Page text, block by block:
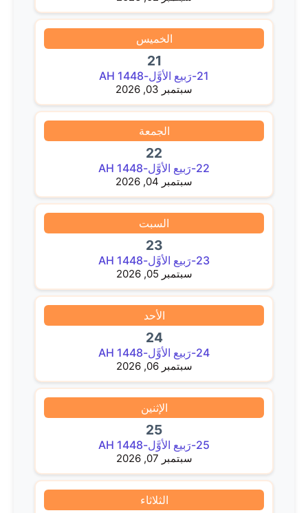
الخميس
21
21-رَبيع الأوَّل-1448 AH
سبتمبر 03, 2026
الجمعة
22
22-رَبيع الأوَّل-1448 AH
سبتمبر 04, 2026
السبت
23
23-رَبيع الأوَّل-1448 AH
سبتمبر 05, 2026
الأحد
24
24-رَبيع الأوَّل-1448 AH
سبتمبر 06, 2026
الإثنين
25
25-رَبيع الأوَّل-1448 AH
سبتمبر 07, 2026
الثلاثاء